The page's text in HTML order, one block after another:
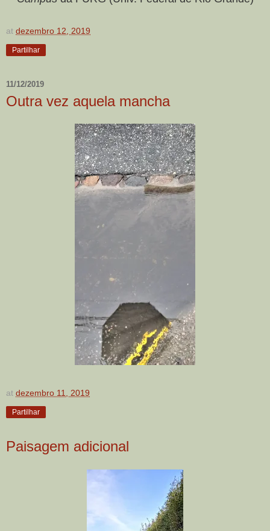
at dezembro 12, 2019
Partilhar
11/12/2019
Outra vez aquela mancha
at dezembro 11, 2019
Partilhar
Paisagem adicional